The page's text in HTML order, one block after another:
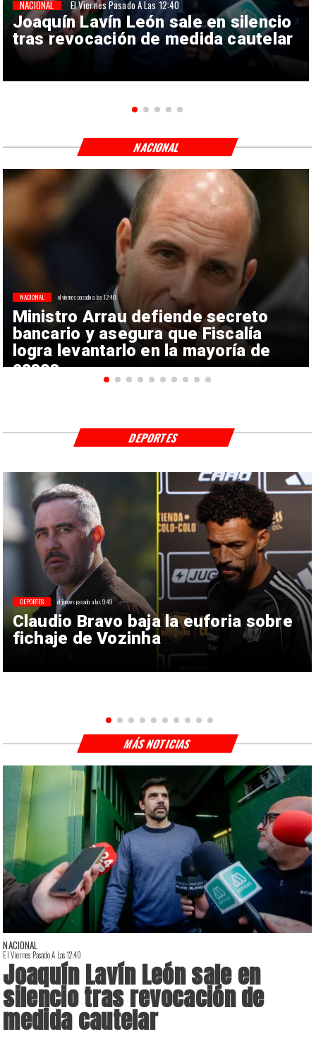
Joaquín Lavín León sale en silencio
tras revocación de medida cautelar
NACIONAL El Viernes Pasado A Las 12:40
Ministro Arrau defiende secreto
bancario y asegura que Fiscalía
logra levantarlo en la mayoría de
casos
NACIONAL el viernes pasado a las 12:40
NACIONAL
Claudio Bravo baja la euforia sobre
fichaje de Vozinha
DEPORTES el jueves pasado a las 9:49
DEPORTES
NACIONAL
El Viernes Pasado A Las 12:40
Joaquín Lavín León sale en
silencio tras revocación de
medida cautelar
MÁS NOTICIAS